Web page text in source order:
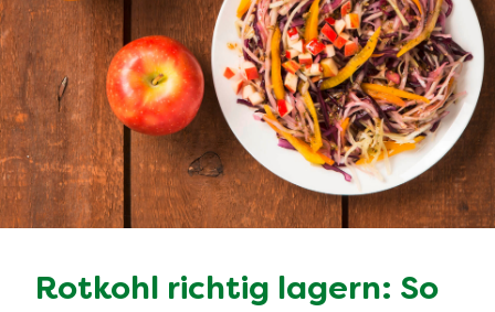
Rotkohl richtig lagern: So